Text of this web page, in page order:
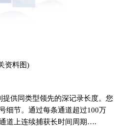
资料图)
提供同类型领先的深记录长度。您
细节。通过每条通道超过100万
道上连续捕获长时间周期….